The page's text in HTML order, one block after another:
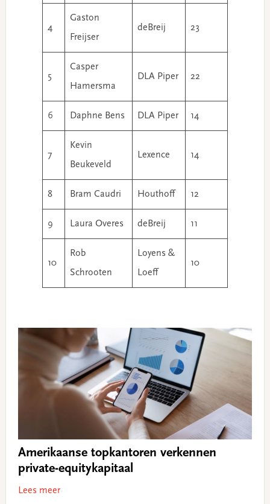
4
Gaston
Freijser
deBreij 23
5
Casper
Hamersma
DLA Piper 22
6 Daphne Bens DLA Piper 14
7
Kevin
Beukeveld
Lexence 14
8 Bram Caudri Houthoff 12
9 Laura Overes deBreij 11
10
Rob
Schrooten
Loyens &
Loeff
10
Amerikaanse topkantoren verkennen
private-equitykapitaal
Lees meer